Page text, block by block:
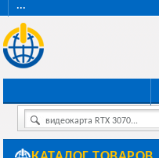
···
видеокарта RTX 3070...